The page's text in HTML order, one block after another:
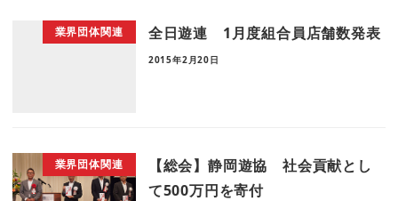
業界団体関連 全日遊連 1月度組合員店舗数発表
2015年2月20日
業界団体関連
【総会】静岡遊協 社会貢献とし
て500万円を寄付